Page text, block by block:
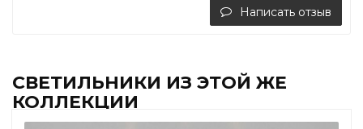
Написать отзыв
СВЕТИЛЬНИКИ ИЗ ЭТОЙ ЖЕ
КОЛЛЕКЦИИ